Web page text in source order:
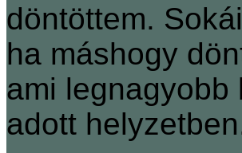
döntöttem.
ha máshogy
ami legnagyobb
adott